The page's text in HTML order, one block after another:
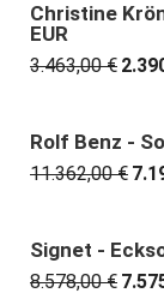
31% günstiger
Christine
EUR
3.463,00€
37% günstiger
Rolf Benz -
11.362,00€
12% günstiger
Signet -
8.578,00€